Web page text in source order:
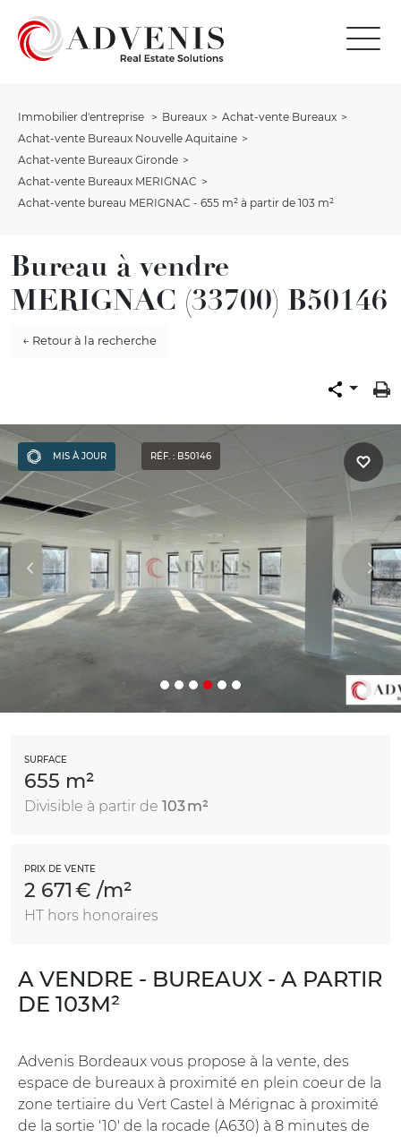
Immobilier d'entreprise Bureaux
Achat-vente Bureaux
Achat-vente Bureaux Nouvelle Aquitaine
Achat-vente Bureaux Gironde
Achat-vente Bureaux MERIGNAC
Achat-vente bureau MERIGNAC - 655 m² à partir de 103 m²
Bureau à vendre
MERIGNAC (33700) B50146
← Retour à la recherche
MIS À JOUR RÉF. : B50146
SURFACE
655 m²
Divisible à partir de 103 m²
PRIX DE VENTE
2 671 € /m²
HT hors honoraires
A VENDRE - BUREAUX - A PARTIR
DE 103M²
Advenis Bordeaux vous propose à la vente, des
espace de bureaux à proximité en plein coeur de la
zone tertiaire du Vert Castel à Mérignac à proximité
de la sortie '10' de la rocade (A630) à 8 minutes de